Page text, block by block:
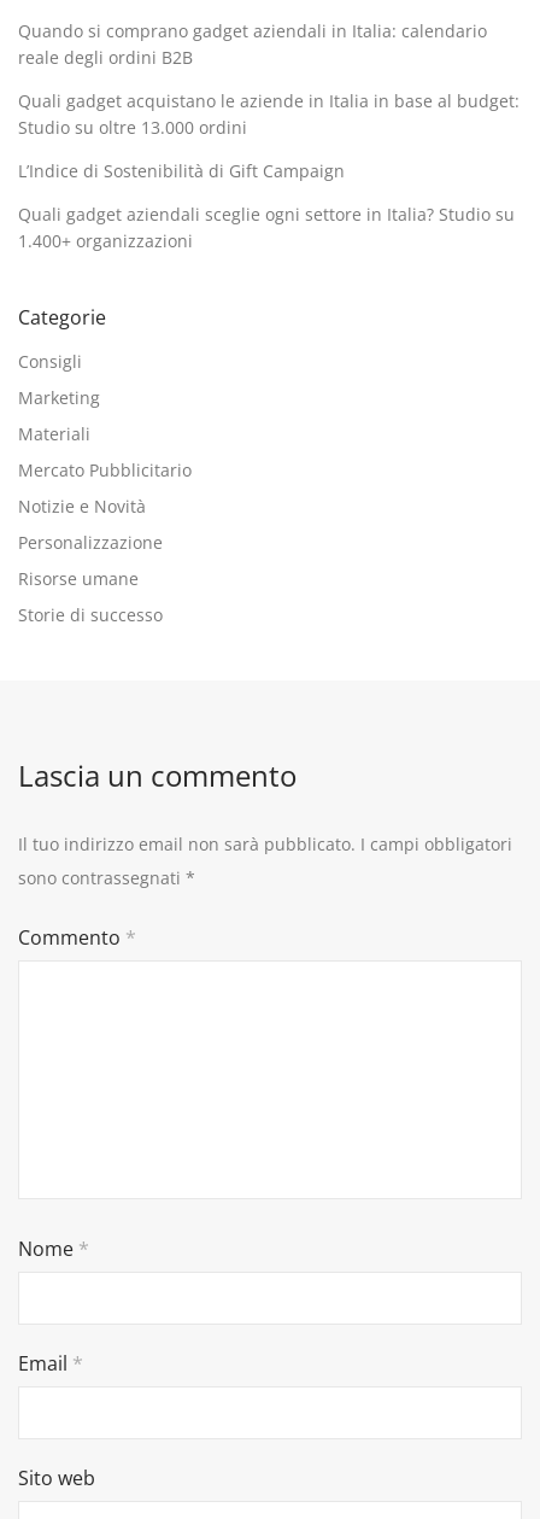
Quando si comprano gadget aziendali in Italia: calendario
reale degli ordini B2B
Quali gadget acquistano le aziende in Italia in base al budget:
Studio su oltre 13.000 ordini
L’Indice di Sostenibilità di Gift Campaign
Quali gadget aziendali sceglie ogni settore in Italia? Studio su
1.400+ organizzazioni
Categorie
Consigli
Marketing
Materiali
Mercato Pubblicitario
Notizie e Novità
Personalizzazione
Risorse umane
Storie di successo
Lascia un commento
Il tuo indirizzo email non sarà pubblicato. I campi obbligatori
sono contrassegnati *
Commento *
Nome *
Email *
Sito web